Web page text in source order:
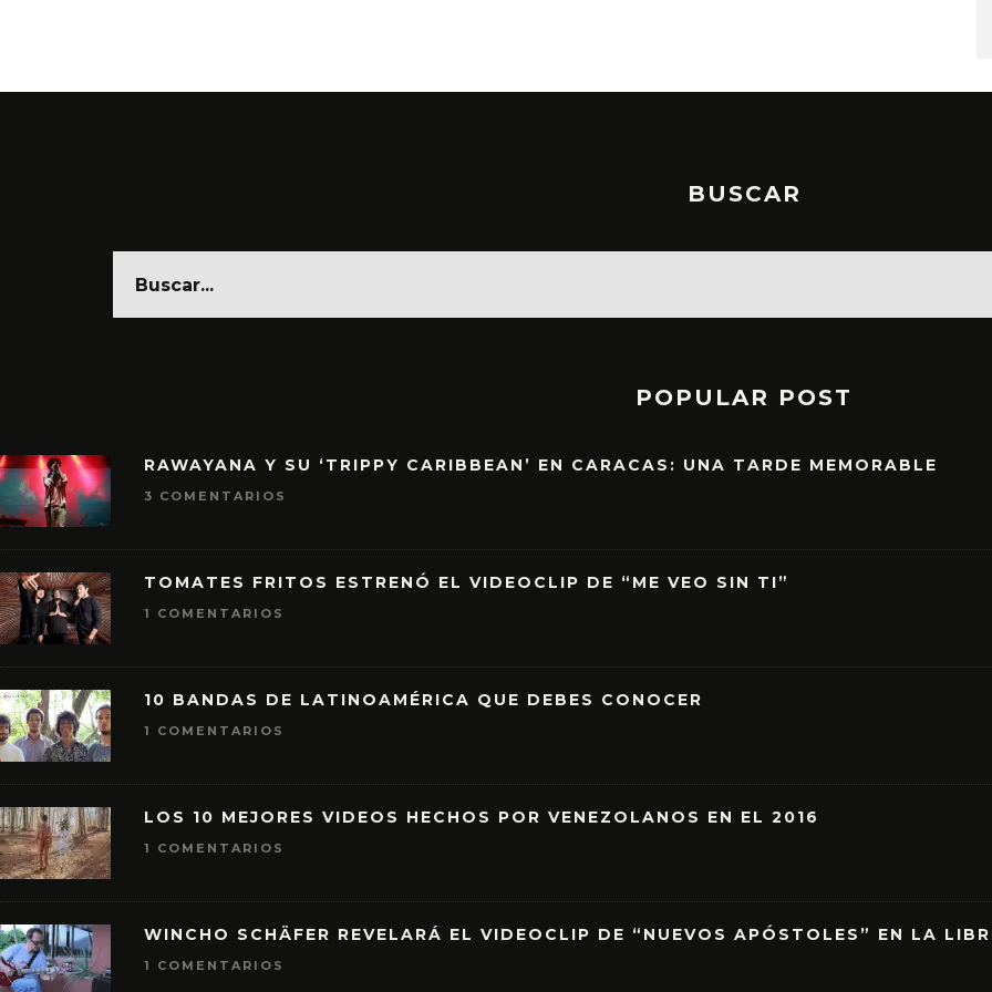
BUSCAR
POPULAR POST
RAWAYANA Y SU ‘TRIPPY CARIBBEAN’ EN CARACAS: UNA TARDE MEMORABLE
3 COMENTARIOS
TOMATES FRITOS ESTRENÓ EL VIDEOCLIP DE “ME VEO SIN TI”
1 COMENTARIOS
10 BANDAS DE LATINOAMÉRICA QUE DEBES CONOCER
1 COMENTARIOS
LOS 10 MEJORES VIDEOS HECHOS POR VENEZOLANOS EN EL 2016
1 COMENTARIOS
WINCHO SCHÄFER REVELARÁ EL VIDEOCLIP DE “NUEVOS APÓSTOLES” EN LA
1 COMENTARIOS